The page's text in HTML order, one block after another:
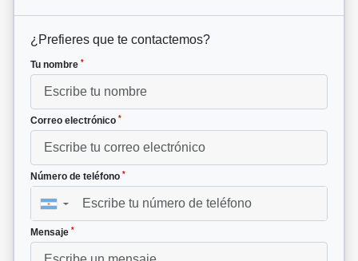
¿Prefieres que te contactemos?
Tu nombre *
Correo electrónico *
Número de teléfono *
▼
Mensaje *